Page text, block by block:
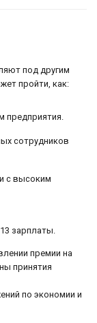
под другим
пройти, как:
предприятия.
сотрудников
с высоким
зарплаты.
премии на
принятия
по экономии и